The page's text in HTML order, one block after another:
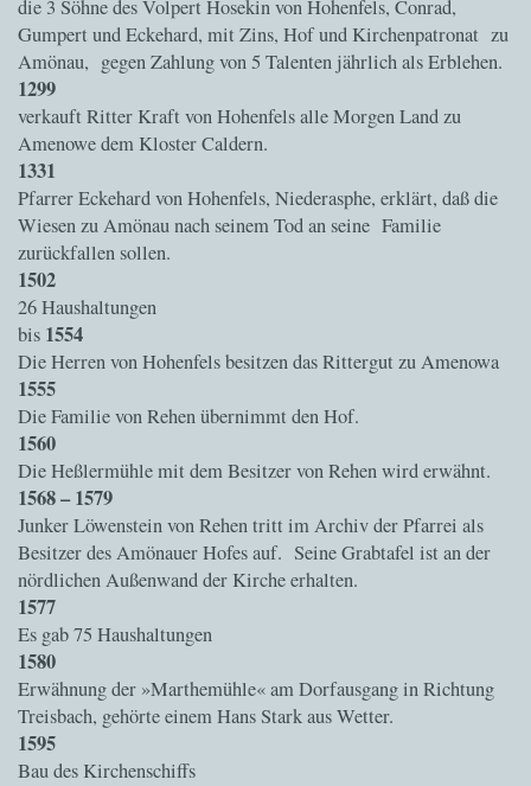
die 3 Söhne des Volpert Hosekin von Hohenfels, Conrad,
Gumpert und Eckehard, mit Zins, Hof und Kirchenpatronat zu
Amönau, gegen Zahlung von 5 Talenten jährlich als Erblehen.
1299
verkauft Ritter Kraft von Hohenfels alle Morgen Land zu
Amenowe dem Kloster Caldern.
1331
Pfarrer Eckehard von Hohenfels, Niederasphe, erklärt, daß die
Wiesen zu Amönau nach seinem Tod an seine Familie
zurückfallen sollen.
1502
26 Haushaltungen
bis 1554
Die Herren von Hohenfels besitzen das Rittergut zu Amenowa
1555
Die Familie von Rehen übernimmt den Hof.
1560
Die Heßlermühle mit dem Besitzer von Rehen wird erwähnt.
1568 – 1579
Junker Löwenstein von Rehen tritt im Archiv der Pfarrei als
Besitzer des Amönauer Hofes auf. Seine Grabtafel ist an der
nördlichen Außenwand der Kirche erhalten.
1577
Es gab 75 Haushaltungen
1580
Erwähnung der »Marthemühle« am Dorfausgang in Richtung
Treisbach, gehörte einem Hans Stark aus Wetter.
1595
Bau des Kirchenschiffs